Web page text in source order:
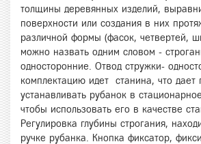
толщины деревянных изделий,
поверхности или создания в них
различной формы (фасок, четвертей,
можно назвать одним словом -
односторонние. Отвод стружки-
комплектацию идет станина, что дает
устанавливать рубанок в
чтобы использовать его в качестве
Регулировка глубины строгания,
ручке рубанка. Кнопка фиксатор,